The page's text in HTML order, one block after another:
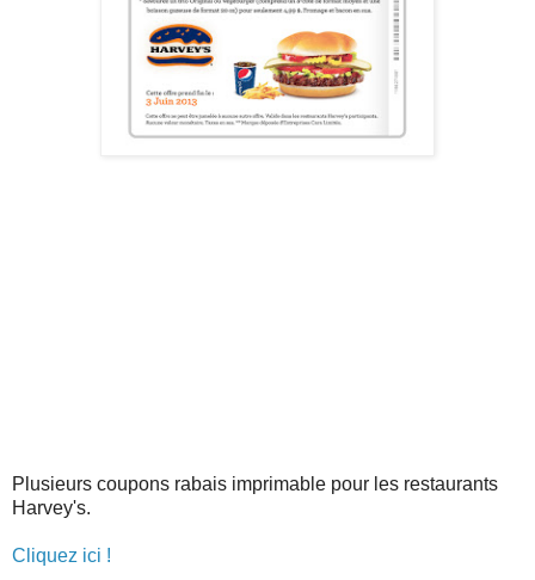
Plusieurs coupons rabais imprimable pour les restaurants
Harvey's.
Cliquez ici !